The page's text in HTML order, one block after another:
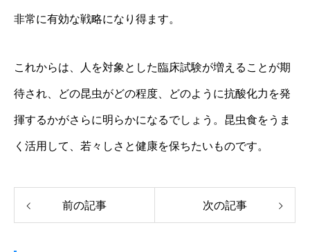
非常に有効な戦略になり得ます。
これからは、人を対象とした臨床試験が増えることが期
待され、どの昆虫がどの程度、どのように抗酸化力を発
揮するかがさらに明らかになるでしょう。昆虫食をうま
く活用して、若々しさと健康を保ちたいものです。
前の記事 次の記事